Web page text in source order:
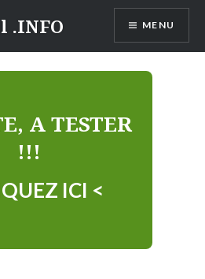
.INFO MENU
A TESTER
!!!
ICI <